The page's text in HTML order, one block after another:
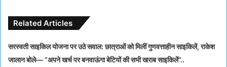
Related Articles
सरस्वती साइकिल योजना पर उठे सवाल: छात्राओं को मिलीं गुणवत्ताहीन साइकिलें, राकेश
जालान बोले— “अपने खर्च पर बनवाऊंगा बेटियों की सभी खराब साइकिलें”..